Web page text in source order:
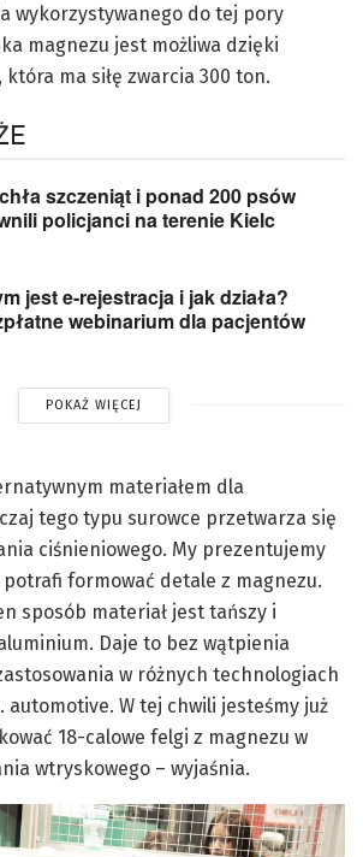
wykorzystywanego do tej pory
magnezu jest możliwa dzięki
która ma siłę zwarcia 300 ton.
szczeniąt i ponad 200 psów
policjanci na terenie Kielc
jest e-rejestracja i jak działa?
webinarium dla pacjentów
POKAŻ WIĘCEJ
materiałem dla
tego typu surowce przetwarza się
ciśnieniowego. My prezentujemy
formować detale z magnezu.
sposób materiał jest tańszy i
Daje to bez wątpienia
w różnych technologiach
automotive. W tej chwili jesteśmy już
18-calowe felgi z magnezu w
wtryskowego – wyjaśnia.